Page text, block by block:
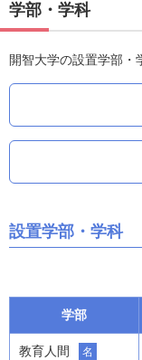
学部・学科
開智大学の設置学部・
設置学部・学科
学部
教育人間 名